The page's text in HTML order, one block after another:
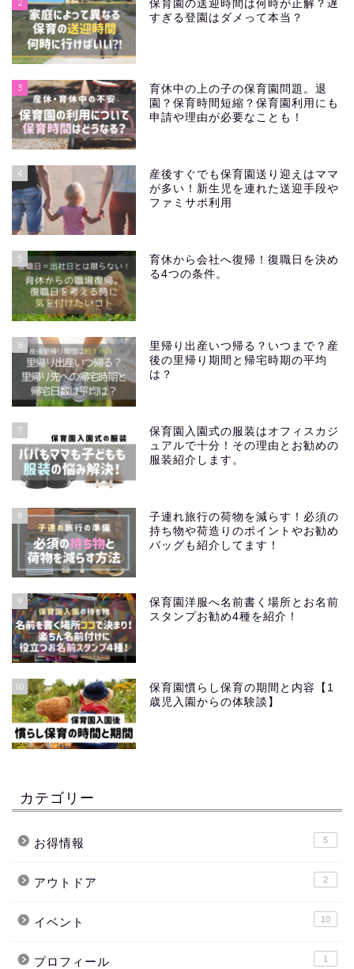
保育園の送迎時間は何時が正解？遅
すぎる登園はダメって本当？
3
育休中の上の子の保育園問題。退
園？保育時間短縮？保育園利用にも
申請や理由が必要なことも！
4
産後すぐでも保育園送り迎えはママ
が多い！新生児を連れた送迎手段や
ファミサポ利用
5
育休から会社へ復帰！復職日を決め
る4つの条件。
6
里帰り出産いつ帰る？いつまで？産
後の里帰り期間と帰宅時期の平均
は？
7
保育園入園式の服装はオフィスカジ
ュアルで十分！その理由とお勧めの
服装紹介します。
8
子連れ旅行の荷物を減らす！必須の
持ち物や荷造りのポイントやお勧め
バッグも紹介してます！
9
保育園洋服へ名前書く場所とお名前
スタンプお勧め4種を紹介！
10
保育園慣らし保育の期間と内容【1
歳児入園からの体験談】
カテゴリー
お得情報 5
アウトドア 2
イベント 10
プロフィール 1